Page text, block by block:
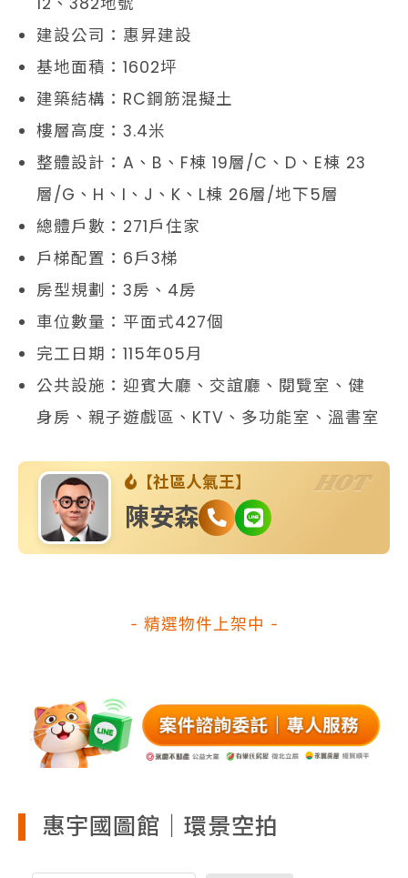
建設公司：惠昇建設
基地面積：1602坪
建築結構：RC鋼筋混擬土
樓層高度：3.4米
整體設計：A、B、F棟 19層/C、D、E棟 23
層/G、H、I、J、K、L棟 26層/地下5層
總體戶數：271戶住家
戶梯配置：6戶3梯
房型規劃：3房、4房
車位數量：平面式427個
完工日期：115年05月
公共設施：迎賓大廳、交誼廳、閱覽室、健
身房、親子遊戲區、KTV、多功能室、溫書室
【社區人氣王】
陳安森
HOT
- 精選物件上架中 -
惠宇國圖館｜環景空拍